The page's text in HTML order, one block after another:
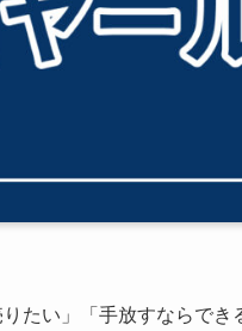
たい」「手放すならで